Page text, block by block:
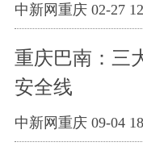
中新网重庆 02-27
重庆巴南：三
安全线
中新网重庆 09-04